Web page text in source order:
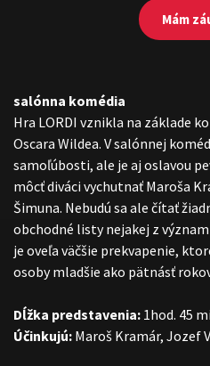
Mám
salónna komédia
Hra LORDI vznikla na základe
Oscara Wildea. V salónnej
samoľúbosti, ale je aj oslavou
môcť diváci vychutnať Maroša
Šimuna. Nebudú sa ale čítať
obchodné listy nejakej z
je oveľa väčšie prekvapenie,
osoby mladšie ako pätnásť
Dĺžka predstavenia: 1hod. 45
Účinkujú: Maroš Kramár, Jozef